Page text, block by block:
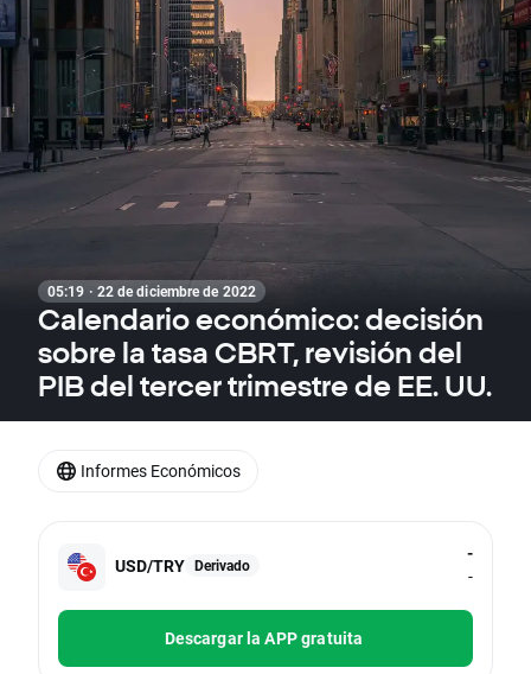
05:19 · 22 de diciembre de 2022
Calendario económico: decisión
sobre la tasa CBRT, revisión del
PIB del tercer trimestre de EE. UU.
USD/TRY Derivado
-
-
Descargar la APP gratuita
Informes Económicos